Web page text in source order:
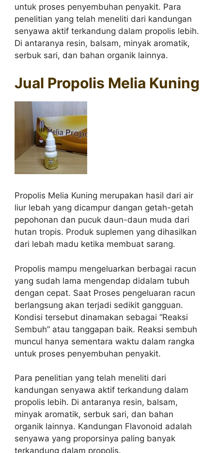
untuk proses penyembuhan penyakit. Para
penelitian yang telah meneliti dari kandungan
senyawa aktif terkandung dalam propolis lebih.
Di antaranya resin, balsam, minyak aromatik,
serbuk sari, dan bahan organik lainnya.
Jual Propolis Melia Kuning
Propolis Melia Kuning merupakan hasil dari air
liur lebah yang dicampur dangan getah-getah
pepohonan dan pucuk daun-daun muda dari
hutan tropis. Produk suplemen yang dihasilkan
dari lebah madu ketika membuat sarang.
Propolis mampu mengeluarkan berbagai racun
yang sudah lama mengendap didalam tubuh
dengan cepat. Saat Proses pengeluaran racun
berlangsung akan terjadi sedikit gangguan.
Kondisi tersebut dinamakan sebagai “Reaksi
Sembuh” atau tanggapan baik. Reaksi sembuh
muncul hanya sementara waktu dalam rangka
untuk proses penyembuhan penyakit.
Para penelitian yang telah meneliti dari
kandungan senyawa aktif terkandung dalam
propolis lebih. Di antaranya resin, balsam,
minyak aromatik, serbuk sari, dan bahan
organik lainnya. Kandungan Flavonoid adalah
senyawa yang proporsinya paling banyak
terkandung dalam propolis.